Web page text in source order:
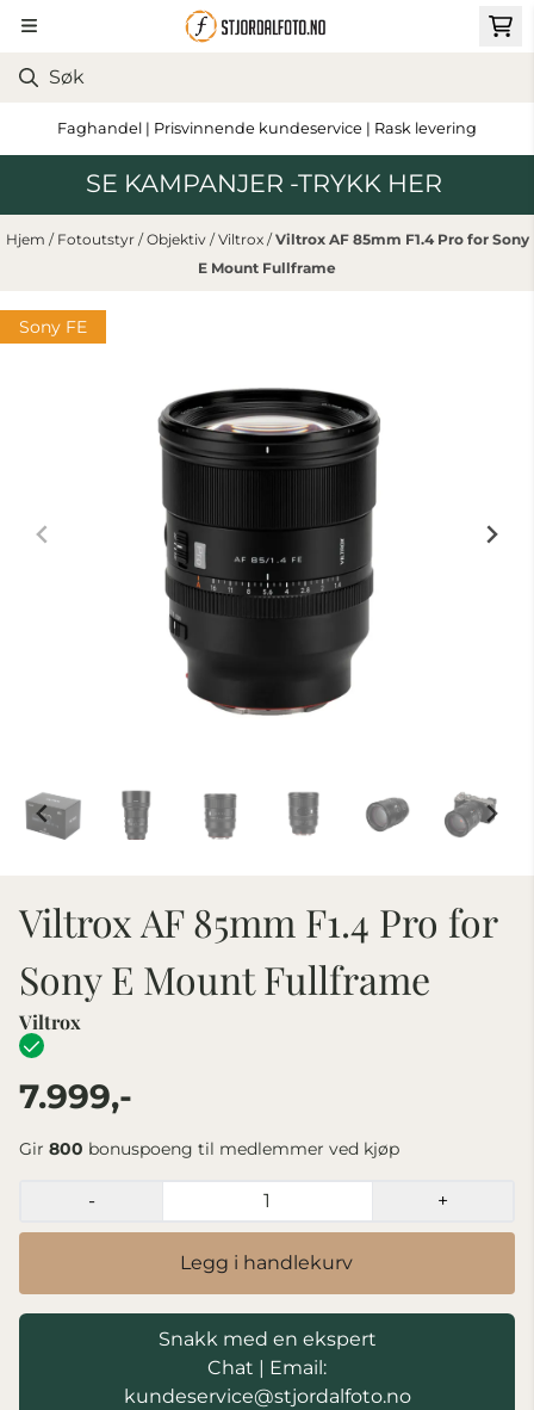
Hopp til innhold
Faghandel | Prisvinnende kundeservice | Rask levering
SE KAMPANJER -TRYKK HER
Hjem / Fotoutstyr /Objektiv /Viltrox /Viltrox AF 85mm F1.4 Pro for Sony
E Mount Fullframe
Sony FE
Viltrox AF 85mm F1.4 Pro for
Sony E Mount Fullframe
Viltrox
7.999,-
Gir 800 bonuspoeng til medlemmer ved kjøp
- +
Legg i handlekurv
Snakk med en ekspert
Chat | Email:
kundeservice@stjordalfoto.no